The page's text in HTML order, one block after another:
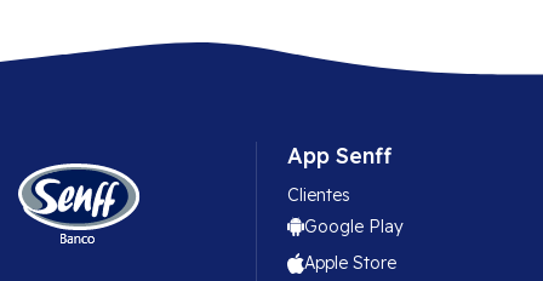
App Senff
Clientes
Google Play
Apple Store